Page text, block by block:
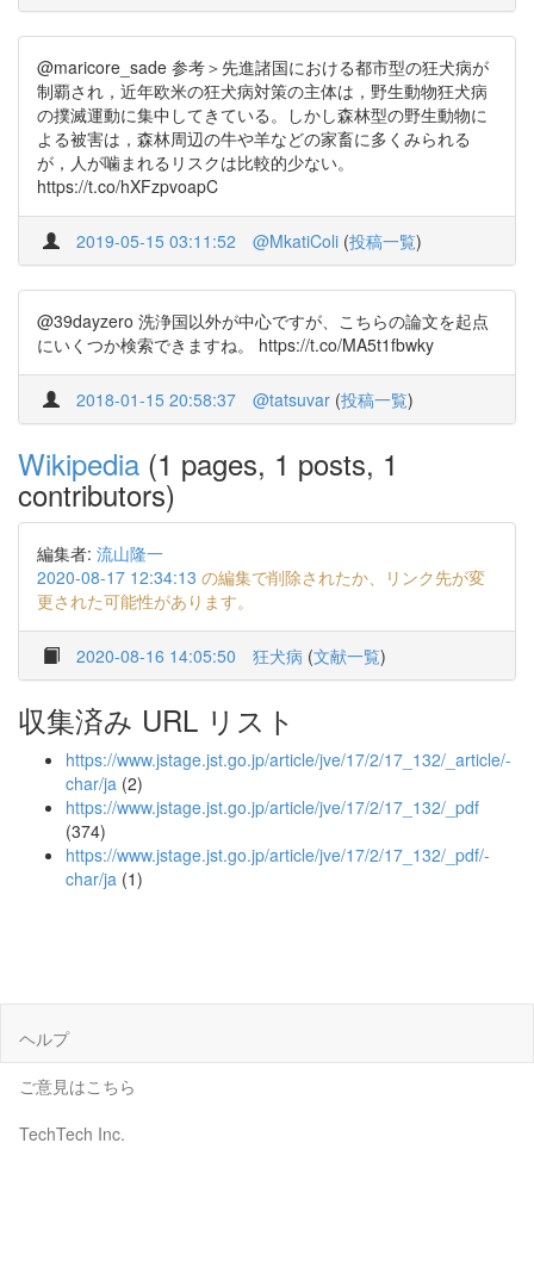
@maricore_sade 参考＞先進諸国における都市型の狂犬病が
制覇され，近年欧米の狂犬病対策の主体は，野生動物狂犬病
の撲滅運動に集中してきている。しかし森林型の野生動物に
よる被害は，森林周辺の牛や羊などの家畜に多くみられる
が，人が噛まれるリスクは比較的少ない。
https://t.co/hXFzpvoapC
2019-05-15 03:11:52 @MkatiColi (投稿一覧)
@39dayzero 洗浄国以外が中心ですが、こちらの論文を起点
にいくつか検索できますね。 https://t.co/MA5t1fbwky
2018-01-15 20:58:37 @tatsuvar (投稿一覧)
Wikipedia (1 pages, 1 posts, 1
contributors)
編集者: 流山隆一
2020-08-17 12:34:13 の編集で削除されたか、リンク先が変
更された可能性があります。
2020-08-16 14:05:50 狂犬病 (文献一覧)
収集済み URL リスト
https://www.jstage.jst.go.jp/article/jve/17/2/17_132/_article/-
char/ja (2)
https://www.jstage.jst.go.jp/article/jve/17/2/17_132/_pdf
(374)
https://www.jstage.jst.go.jp/article/jve/17/2/17_132/_pdf/-
char/ja (1)
ヘルプ
ご意見はこちら
TechTech Inc.